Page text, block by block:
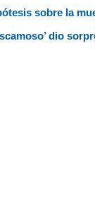
sobre la
dio